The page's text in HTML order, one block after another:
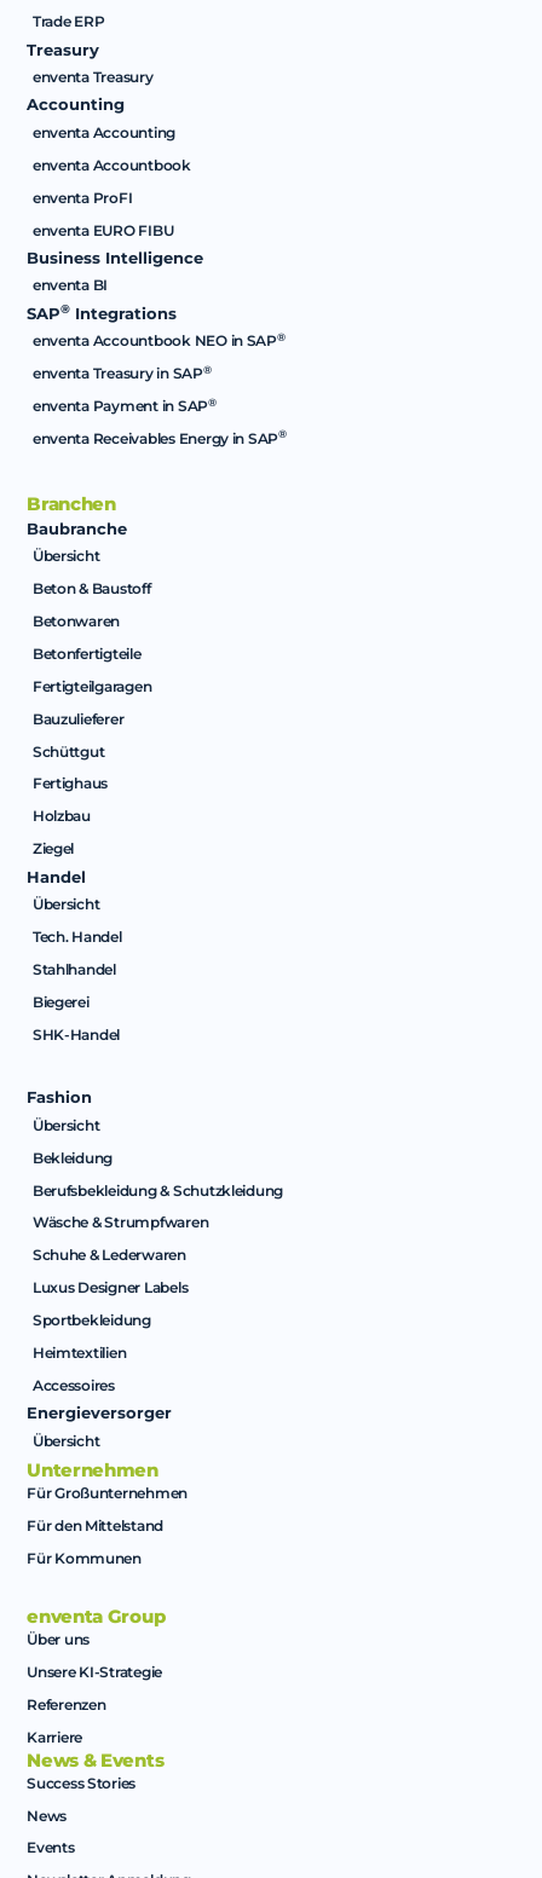
Trade ERP
Treasury
enventa Treasury
Accounting
enventa Accounting
enventa Accountbook
enventa ProFI
enventa EURO FIBU
Business Intelligence
enventa BI
SAP® Integrations
enventa Accountbook NEO in SAP®
enventa Treasury in SAP®
enventa Payment in SAP®
enventa Receivables Energy in SAP®
Branchen
Baubranche
Übersicht
Beton & Baustoff
Betonwaren
Betonfertigteile
Fertigteilgaragen
Bauzulieferer
Schüttgut
Fertighaus
Holzbau
Ziegel
Handel
Übersicht
Tech. Handel
Stahlhandel
Biegerei
SHK-Handel
Fashion
Übersicht
Bekleidung
Berufsbekleidung & Schutzkleidung
Wäsche & Strumpfwaren
Schuhe & Lederwaren
Luxus Designer Labels
Sportbekleidung
Heimtextilien
Accessoires
Energieversorger
Übersicht
Unternehmen
Für Großunternehmen
Für den Mittelstand
Für Kommunen
enventa Group
Über uns
Unsere KI-Strategie
Referenzen
Karriere
News & Events
Success Stories
News
Events